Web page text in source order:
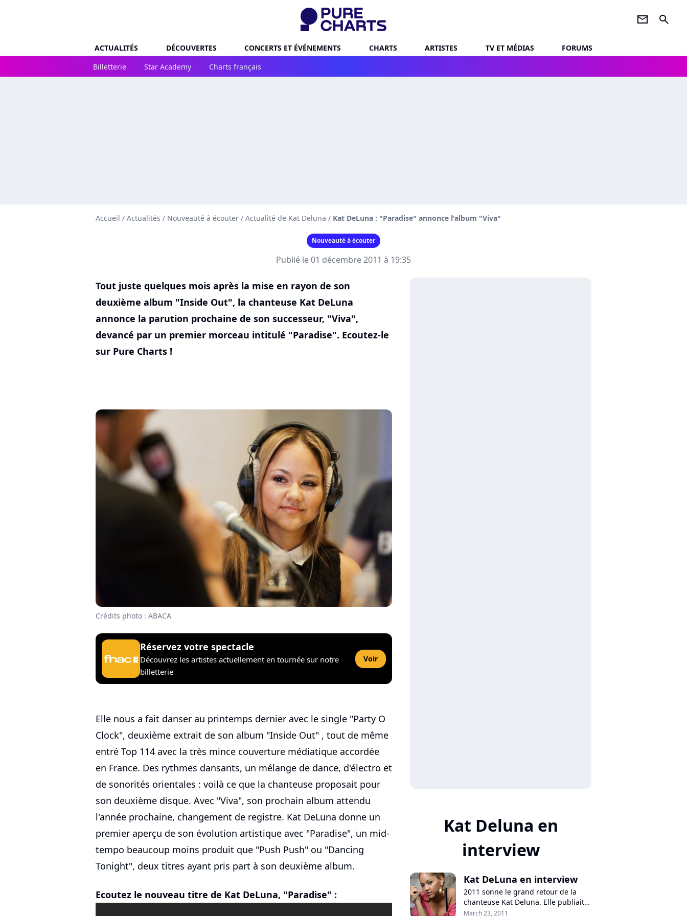
newsletter search
ACTUALITÉS DÉCOUVERTES CONCERTS ET ÉVÉNEMENTS CHARTS ARTISTES TV ET MÉDIAS
FORUMS
Billetterie
Star Academy Charts français
Accueil / Actualités / Nouveauté à écouter / Actualité de Kat Deluna / Kat DeLuna : "Paradise" annonce l'album "Viva"
Nouveauté à écouter
Publié le 01 décembre 2011 à 19:35
Tout juste quelques mois après la mise en rayon de son
deuxième album "Inside Out", la chanteuse Kat DeLuna
annonce la parution prochaine de son successeur, "Viva",
devancé par un premier morceau intitulé "Paradise". Ecoutez-le
sur Pure Charts !
Crédits photo : ABACA
Réservez votre spectacle
Découvrez les artistes actuellement en tournée sur notre
billetterie
Voir
Elle nous a fait danser au printemps dernier avec le single "Party O
Clock", deuxième extrait de son album "Inside Out" , tout de même
entré Top 114 avec la très mince couverture médiatique accordée
en France. Des rythmes dansants, un mélange de dance, d'électro et
de sonorités orientales : voilà ce que la chanteuse proposait pour
son deuxième disque. Avec "Viva", son prochain album attendu
l'année prochaine, changement de registre. Kat DeLuna donne un
premier aperçu de son évolution artistique avec "Paradise", un mid-
tempo beaucoup moins produit que "Push Push" ou "Dancing
Tonight", deux titres ayant pris part à son deuxième album.
Ecoutez le nouveau titre de Kat DeLuna, "Paradise" :
Kat Deluna en
interview
Kat DeLuna en interview
2011 sonne le grand retour de la
chanteuse Kat Deluna. Elle publiait
le 14 mars son deuxième album
March 23, 2011